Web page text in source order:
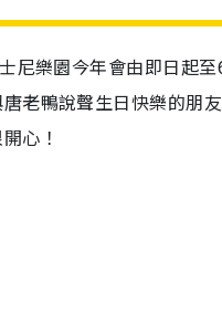
樂園今年會由即日起
老鴨說聲生日快樂的朋
心！